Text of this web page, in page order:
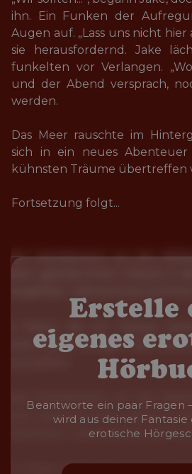
ihn. Ein Funken der
Augen auf. „Lass uns nicht
sie herausfordernd. Jake
funkelten vor Verlangen.
und der Abend versprach,
werden.
Das Meer rauschte im
sich in ein neues
kühnsten Träume übertreffen
Fortsetzung folgt...
Erstelle
eigenes
Beantworte ein paar Fragen
wird aus deiner
erotische